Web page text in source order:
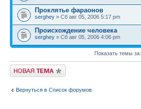
Проклятье фараонов
serghey » Сб авг 05, 2006 5:17 pm
Происхождение человека
serghey » Сб авг 05, 2006 4:06 pm
Показать темы за:
Новая тема
Вернуться в Список форумов